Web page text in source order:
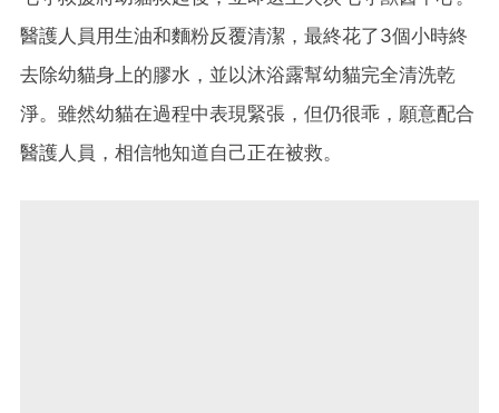
醫護人員用生油和麵粉反覆清潔，最終花了3個小時終
去除幼貓身上的膠水，並以沐浴露幫幼貓完全清洗乾
淨。雖然幼貓在過程中表現緊張，但仍很乖，願意配合
醫護人員，相信牠知道自己正在被救。